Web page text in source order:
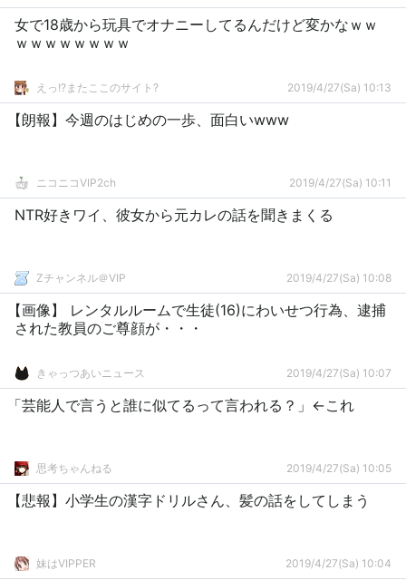
女で18歳から玩具でオナニーしてるんだけど変かなｗｗ
ｗｗｗｗｗｗｗｗ
えっ!?またここのサイト? 2019/4/27(Sa) 10:13
【朗報】今週のはじめの一歩、面白いwww
ニコニコVIP2ch 2019/4/27(Sa) 10:11
NTR好きワイ、彼女から元カレの話を聞きまくる
Zチャンネル＠VIP 2019/4/27(Sa) 10:08
【画像】 レンタルルームで生徒(16)にわいせつ行為、逮捕
された教員のご尊顔が・・・
きゃっつあいニュース 2019/4/27(Sa) 10:07
「芸能人で言うと誰に似てるって言われる？」←これ
思考ちゃんねる 2019/4/27(Sa) 10:05
【悲報】小学生の漢字ドリルさん、髪の話をしてしまう
妹はVIPPER 2019/4/27(Sa) 10:04